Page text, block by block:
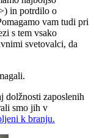
in potrdilo o
vam tudi pri
s tem vsako
svetovalci, da
dolžnosti zaposlenih
smo jih v
k branju.